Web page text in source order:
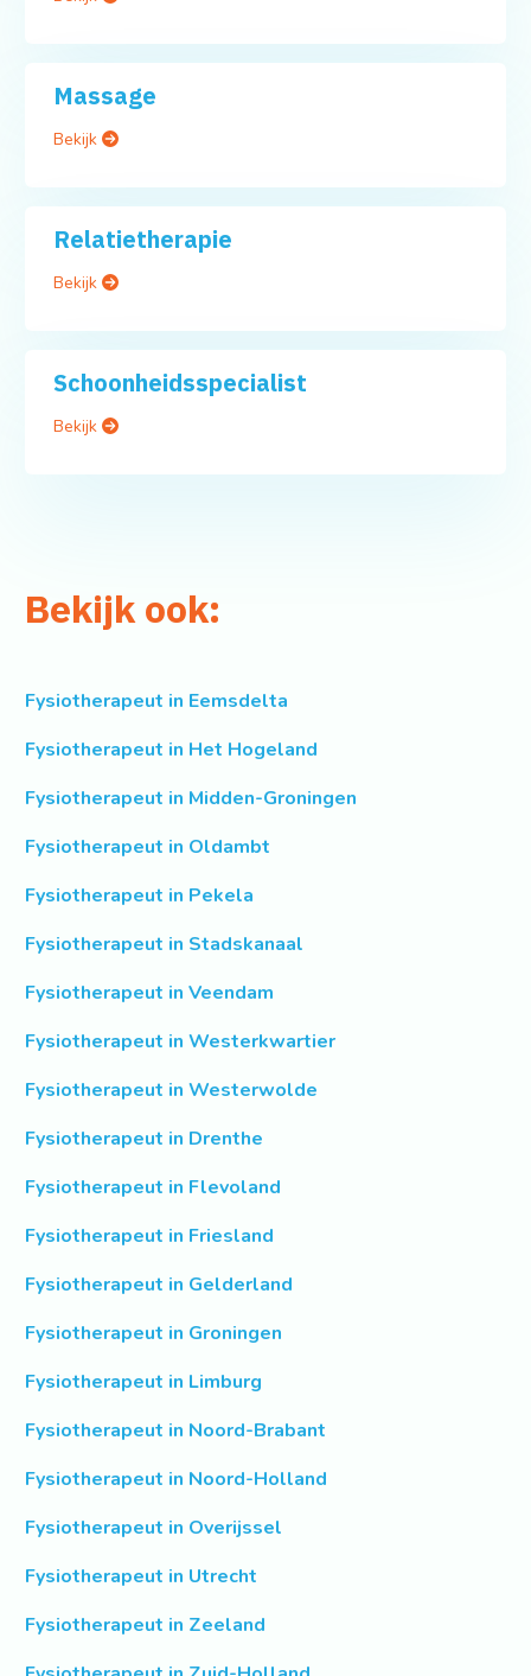
Massage
Bekijk
Relatietherapie
Bekijk
Schoonheidsspecialist
Bekijk
Bekijk ook:
Fysiotherapeut in Eemsdelta
Fysiotherapeut in Het Hogeland
Fysiotherapeut in Midden-Groningen
Fysiotherapeut in Oldambt
Fysiotherapeut in Pekela
Fysiotherapeut in Stadskanaal
Fysiotherapeut in Veendam
Fysiotherapeut in Westerkwartier
Fysiotherapeut in Westerwolde
Fysiotherapeut in Drenthe
Fysiotherapeut in Flevoland
Fysiotherapeut in Friesland
Fysiotherapeut in Gelderland
Fysiotherapeut in Groningen
Fysiotherapeut in Limburg
Fysiotherapeut in Noord-Brabant
Fysiotherapeut in Noord-Holland
Fysiotherapeut in Overijssel
Fysiotherapeut in Utrecht
Fysiotherapeut in Zeeland